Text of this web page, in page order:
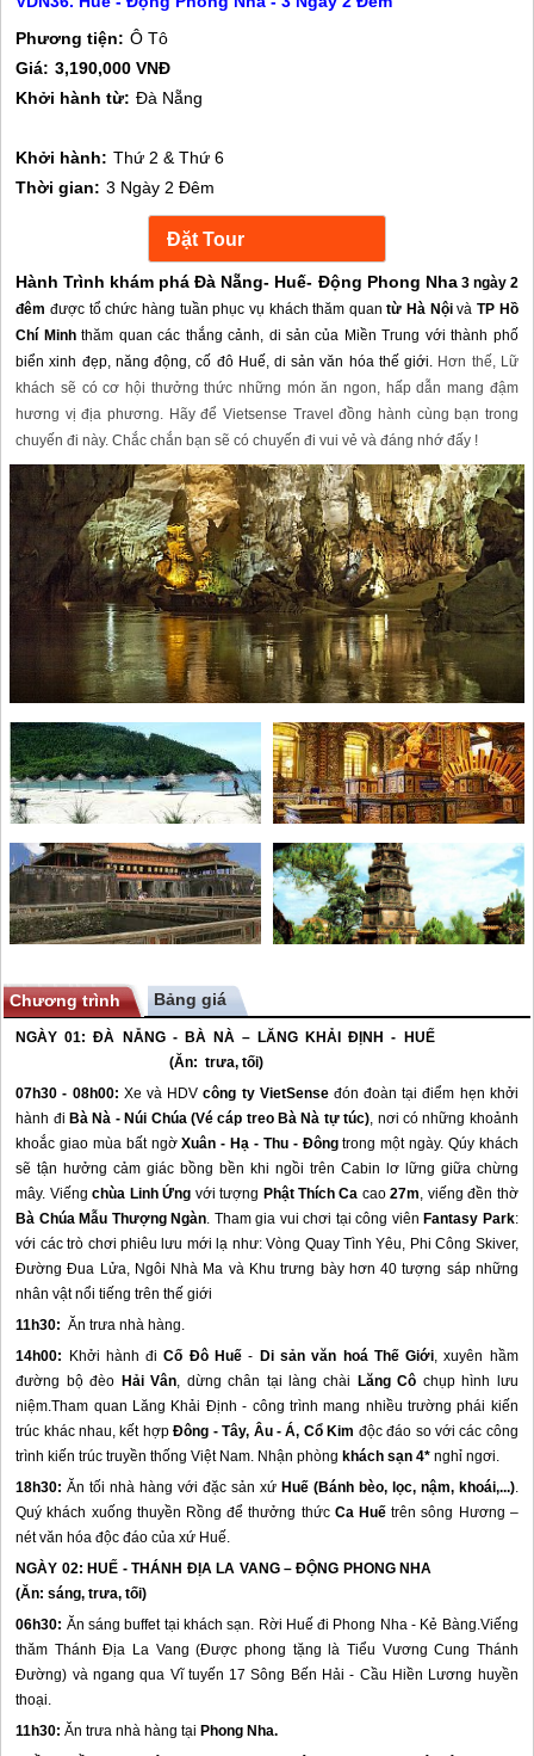
Phương tiện: Ô Tô
Giá: 3,190,000 VNĐ
Khởi hành từ: Đà Nẵng
Khởi hành: Thứ 2 & Thứ 6
Thời gian: 3 Ngày 2 Đêm
Hành Trình khám phá Đà Nẵng- Huế- Động Phong Nha3 ngày 2
đêm được tổ chức hàng tuần phục vụ khách thăm quantừ Hà NộivàTP Hồ
Chí Minhthăm quan các thắng cảnh, di sản của Miền Trung với thành phố
biển xinh đẹp, năng động, cố đô Huế, di sản văn hóa thế giới. Hơn thế, Lữ
khách sẽ có cơ hội thưởng thức những món ăn ngon, hấp dẫn mang đậm
hương vị địa phương. Hãy để Vietsense Travel đồng hành cùng bạn trong
chuyến đi này. Chắc chắn bạn sẽ có chuyến đi vui vẻ và đáng nhớ đấy !
Chương trình Bảng giá
NGÀY 01:ĐÀ NẴNG- BÀ NÀ – LĂNG KHẢI ĐỊNH -
HUẾ
(Ăn: trưa, tối)
07h30 - 08h00: Xe và HDVcông ty VietSense đón đoàn tại điểm hẹn khởi
hành đi Bà Nà - Núi Chúa (Vé cáp treo Bà Nà tự túc), nơi có những khoảnh
khoắc giao mùa bất ngờXuân - Hạ - Thu - Đôngtrong một ngày. Qúy khách
sẽ tận hưởng cảm giác bồng bền khi ngồi trên Cabin lơ lững giữa chừng
mây. Viếngchùa Linh Ứng với tượng Phật Thích Ca cao27m, viếng đền thờ
Bà Chúa Mẫu Thượng Ngàn. Tham gia vui chơi tại công viên Fantasy Park:
với các trò chơi phiêu lưu mới lạ như: Vòng Quay Tình Yêu, Phi Công Skiver,
Đường Đua Lửa, Ngôi Nhà Ma và Khu trưng bày hơn 40 tượng sáp những
nhân vật nổi tiếng trên thế giới
11h30: Ăn trưa nhà hàng.
14h00:
Khởi hành điCố Đô Huế - Di sản văn hoá Thế Giới, xuyên hầm
đường bộ đèo Hải Vân, dừng chân tại làng chài Lăng Cô chụp hình lưu
niệm.Tham quan Lăng Khải Định - công trình mang nhiều trường phái kiến
trúc khác nhau, kết hợpĐông - Tây, Âu - Á, Cổ Kim độc đáo so với các công
trình kiến trúc truyền thống Việt Nam. Nhận phòng khách sạn 4* nghỉ ngơi.
18h30: Ăn tối nhà hàng với đặc sản xứ Huế (Bánh bèo, lọc, nậm, khoái,...).
Quý khách xuống thuyền Rồng để thưởng thức Ca Huế trên sông Hương –
nét văn hóa độc đáo của xứ Huế.
NGÀY 02: HUẾ -THÁNH ĐỊA LA VANG– ĐỘNG PHONG NHA
(Ăn: sáng, trưa, tối)
06h30: Ăn sáng buffet tại khách sạn. Rời Huế đi Phong Nha - Kẻ Bàng.Viếng
thăm Thánh Địa La Vang (Được phong tặng là Tiểu Vương Cung Thánh
Đường) và ngang qua Vĩ tuyến 17 Sông Bến Hải - Cầu Hiền Lương huyền
thoại.
11h30:Ăn trưa nhà hàng tại Phong Nha.